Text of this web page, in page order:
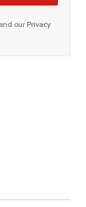
our Privacy